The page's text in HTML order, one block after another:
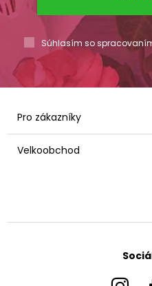
Súhlasím so
Pro zákazníky
Velkoobchod